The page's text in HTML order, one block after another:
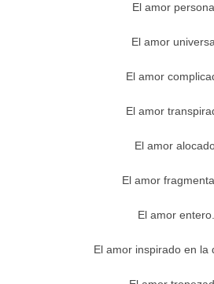
El amor
El amor
El amor
El amor
El amor
El amor
El amor entero.
El amor inspirado en la